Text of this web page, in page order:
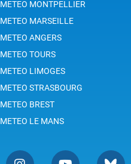
METEO MONTPELLIER
METEO MARSEILLE
METEO ANGERS
METEO TOURS
METEO LIMOGES
METEO STRASBOURG
METEO BREST
METEO LE MANS